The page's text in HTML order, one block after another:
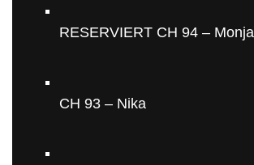
RESERVIERT CH 94 – Monja
CH 93 – Nika